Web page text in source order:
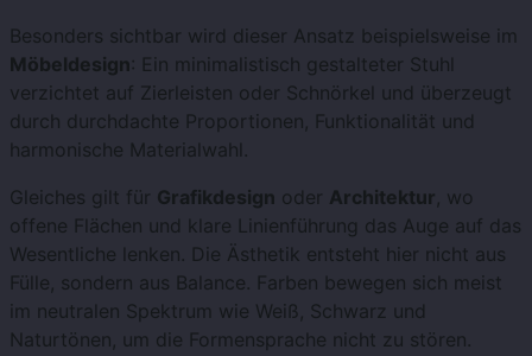
Besonders sichtbar wird dieser Ansatz beispielsweise im
Möbeldesign: Ein minimalistisch gestalteter Stuhl
verzichtet auf Zierleisten oder Schnörkel und überzeugt
durch durchdachte Proportionen, Funktionalität und
harmonische Materialwahl.
Gleiches gilt für Grafikdesign oder Architektur, wo
offene Flächen und klare Linienführung das Auge auf das
Wesentliche lenken. Die Ästhetik entsteht hier nicht aus
Fülle, sondern aus Balance. Farben bewegen sich meist
im neutralen Spektrum wie Weiß, Schwarz und
Naturtönen, um die Formensprache nicht zu stören.